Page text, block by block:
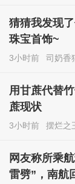
猜猜我发现
珠宝首饰~
3小时前 司奶香
用甘蔗代替
蔗现状
3小时前 摆烂之
网友称所乘
雷劈”，南航